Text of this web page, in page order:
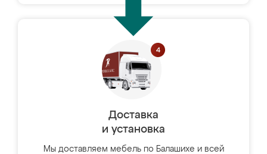
Доставка
и установка
Мы доставляем мебель по Балашихе и всей